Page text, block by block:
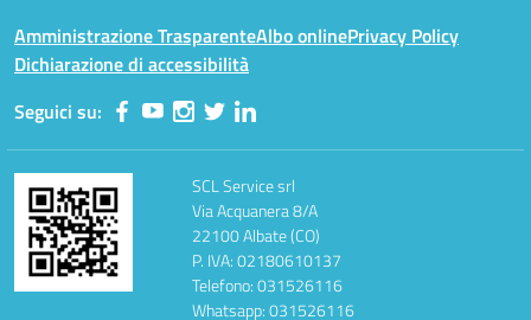
Amministrazione TrasparenteAlbo onlinePrivacy Policy
Dichiarazione di accessibilità
Seguici su:
SCL Service srl
Via Acquanera 8/A
22100 Albate (CO)
P. IVA: 02180610137
Telefono: 031526116
Whatsapp: 031526116